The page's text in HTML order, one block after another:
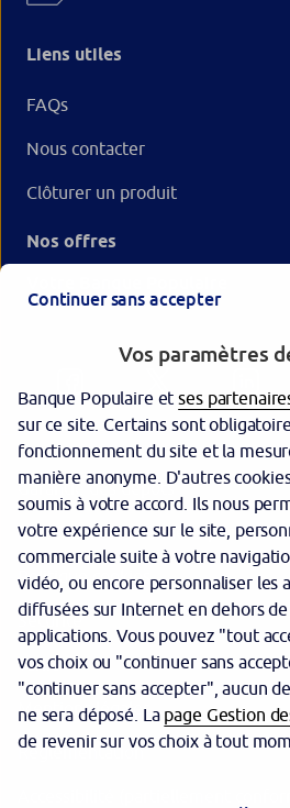
Liens utiles
FAQs
Nous contacter
Clôturer un produit
Nos offres
Garantie des dépôts
Protection des données
Politique cookies
Sécurité
Tarifs
Mentions légales
Réglementation
Accessibilité (partiellement
Continuer sans accepter
Vos paramètres
Banque Populaire etses
sur ce site. Certains sont
fonctionnement du site et la
manière anonyme. D'autres
soumis à votre accord. Ils nous
votre expérience sur le site,
commerciale suite à votre
vidéo, ou encore personnaliser les
diffusées sur Internet en dehors
applications. Vous pouvez "tout
vos choix ou "continuer sans
"continuer sans accepter", aucun
ne sera déposé. La page Gestion
de revenir sur vos choix à tout